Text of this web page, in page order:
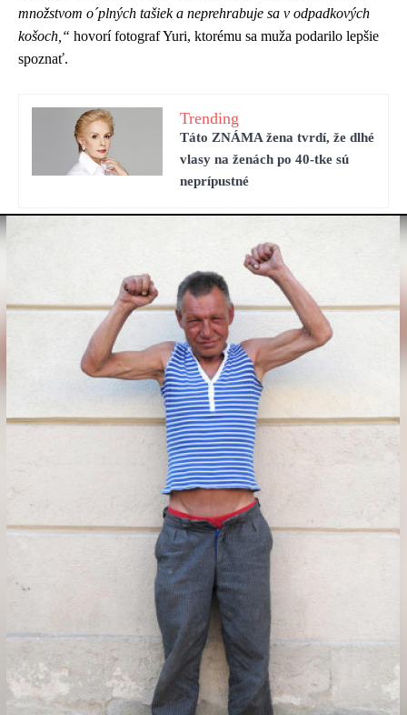
množstvom o´plných tašiek a neprehrabuje sa v odpadkových
košoch,“ hovorí fotograf Yuri, ktorému sa muža podarilo lepšie
spoznať.
Trending
Táto ZNÁMA žena tvrdí, že dlhé
vlasy na ženách po 40-tke sú
neprípustné